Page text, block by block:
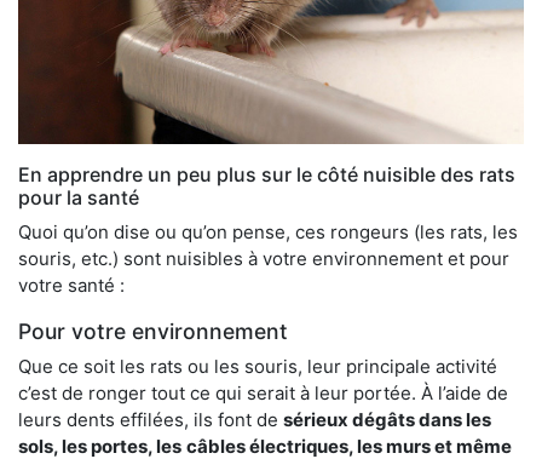
En apprendre un peu plus sur le côté nuisible des rats
pour la santé
Quoi qu’on dise ou qu’on pense, ces rongeurs (les rats, les
souris, etc.) sont nuisibles à votre environnement et pour
votre santé :
Pour votre environnement
Que ce soit les rats ou les souris, leur principale activité
c’est de ronger tout ce qui serait à leur portée. À l’aide de
leurs dents effilées, ils font de sérieux dégâts dans les
sols, les portes, les câbles électriques, les murs et même